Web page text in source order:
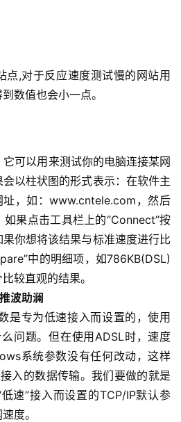
点,对于反应速度测试慢的网站用
数值也会小一点。
可以用来测试你的电脑连接某网
以柱状图的形式表示：在软件主
址，如：www.cntele.com，然后
果点击工具栏上的“Connect”按
你想将该结果与标准速度进行比
中的明细项，如786KB(DSL)
较直观的结果。
波助澜
是专为低速接入而设置的，使用
问题。但在使用ADSL时，速度
系统参数没有任何改动，这样
入的数据传输。我们要做的就是
速”接入而设置的TCP/IP默认参
度。